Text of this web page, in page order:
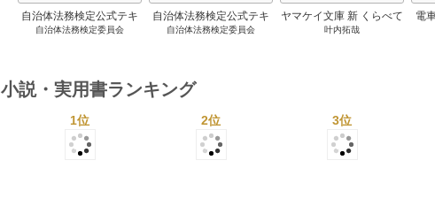
自治体法務検定公式テキ
スト 政策法務編 ２０
自治体法務検定委員会
自治体法務検定公式テキ
スト 基本法務編 ２０
自治体法務検定委員会
ヤマケイ文庫 新 くらべて
わかる野鳥300 1巻
叶内拓哉
電
小説・実用書ランキング
1位 2位 3位